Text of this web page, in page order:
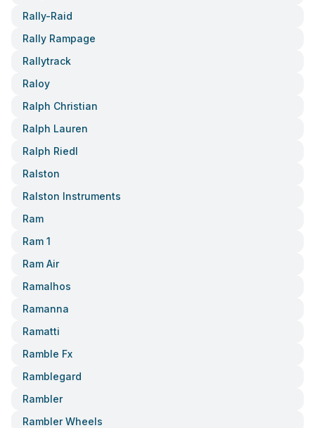
Rally-Raid
Rally Rampage
Rallytrack
Raloy
Ralph Christian
Ralph Lauren
Ralph Riedl
Ralston
Ralston Instruments
Ram
Ram 1
Ram Air
Ramalhos
Ramanna
Ramatti
Ramble Fx
Ramblegard
Rambler
Rambler Wheels